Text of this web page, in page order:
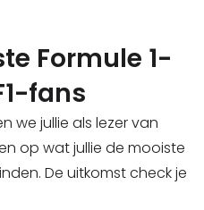
Formule 1-
fans
we jullie als lezer van
op wat jullie de mooiste
De uitkomst check je